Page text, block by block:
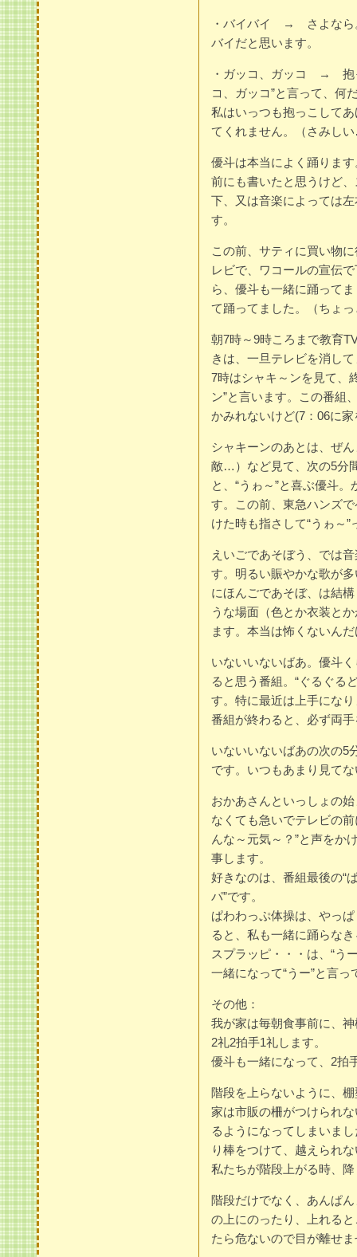
・バイバイ → さよなら
バイだと思います。
・ガッコ、ガッコ → 抱
コ、ガッコ”と言って、何
私はいっつも抱っこして
てくれません。（さみし
優斗は本当によく踊ります
前にも書いたと思うけど
下、又は音楽によっては
す。
この前、サティに買い物
レビで、ワコールの宣伝
ら、優斗も一緒に踊って
て踊ってました。（ちょ
朝7時～9時ころまで教育
きは、一旦テレビを消し
7時はシャキ～ンを見て、
ン”と言います。この番組
かみれないけど(7：06に
シャキーンのあとは、ぜ
敵…）など見て、次の5分
と、“うゎ～”と喜ぶ優斗
す。この前、東急ハンズ
けた時も指さして“うゎ～
えいごであそぼう、では
す。明るい賑やかな歌が
にほんごであそぼ、は結
うな場面（色とか衣装と
ます。本当は怖くないん
いないいないばあ。優斗
ると思う番組。“ぐるぐる
す。特に最近は上手にな
番組が終わると、必ず両
いないいないばあの次の5
です。いつもあまり見て
おかあさんといっしょの
なくても急いでテレビの
んな～元気～？”と声をか
事します。
好きなのは、番組最後の“
パ”です。
ぱわわっぷ体操は、やっ
ると、私も一緒に踊らな
スプラッピ・・・は、“う
一緒になって“うー”と言っ
その他：
我が家は毎朝食事前に、
2礼2拍手1礼します。
優斗も一緒になって、2拍
階段を上らないように、
家は市販の柵がつけられ
るようになってしまいま
り棒をつけて、越えられ
私たちが階段上がる時、
階段だけでなく、あんぱ
の上にのったり、上れる
たら危ないので目が離せ